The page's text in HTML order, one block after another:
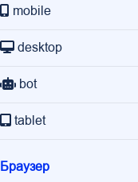
mobile
desktop
bot
tablet
Браузер